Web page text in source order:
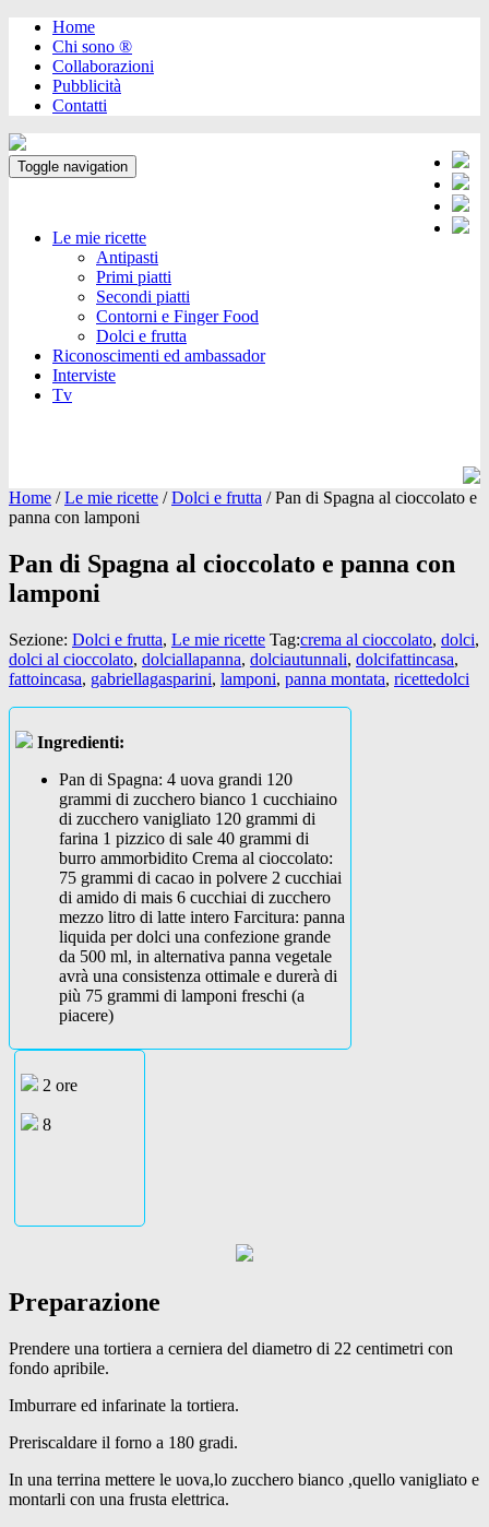
Home
Chi sono ®️
Collaborazioni
Pubblicità
Contatti
Toggle navigation
Le mie ricette
Antipasti
Primi piatti
Secondi piatti
Contorni e Finger Food
Dolci e frutta
Riconoscimenti ed ambassador
Interviste
Tv
Home /Le mie ricette /Dolci e frutta /Pan di Spagna al cioccolato e
panna con lamponi
Pan di Spagna al cioccolato e panna con
lamponi
Sezione: Dolci e frutta, Le mie ricette Tag:crema al cioccolato, dolci,
dolci al cioccolato, dolciallapanna, dolciautunnali, dolcifattincasa,
fattoincasa, gabriellagasparini, lamponi, panna montata, ricettedolci
Ingredienti:
Pan di Spagna: 4 uova grandi 120
grammi di zucchero bianco 1 cucchiaino
di zucchero vanigliato 120 grammi di
farina 1 pizzico di sale 40 grammi di
burro ammorbidito Crema al cioccolato:
75 grammi di cacao in polvere 2 cucchiai
di amido di mais 6 cucchiai di zucchero
mezzo litro di latte intero Farcitura: panna
liquida per dolci una confezione grande
da 500 ml, in alternativa panna vegetale
avrà una consistenza ottimale e durerà di
più 75 grammi di lamponi freschi (a
piacere)
2 ore
8
Preparazione
Prendere una tortiera a cerniera del diametro di 22 centimetri con
fondo apribile.
Imburrare ed infarinate la tortiera.
Preriscaldare il forno a 180 gradi.
In una terrina mettere le uova,lo zucchero bianco ,quello vanigliato e
montarli con una frusta elettrica.